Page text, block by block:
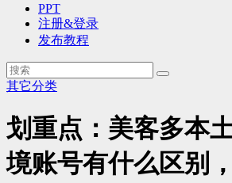
PPT
注册&登录
发布教程
其它分类
划重点：美客多本
境账号有什么区别